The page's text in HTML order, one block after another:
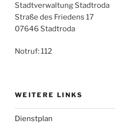
Stadtverwaltung Stadtroda
Straße des Friedens 17
07646 Stadtroda
Notruf: 112
WEITERE LINKS
Dienstplan